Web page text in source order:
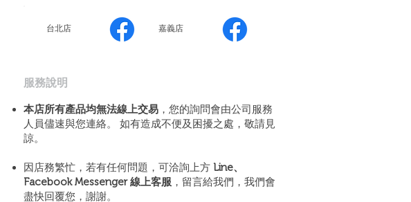
​台北店 嘉義店
​服務說明
本店所有產品均無法線上交易 ，您的詢問會由公司服務
人員儘速與您連絡。 如有造成不便及困擾之處，敬請見
諒。
因店務繁忙，若有任何問題，可洽詢上方 Line、
Facebook Messenger 線上客服 ，留言給我們，我們會
盡快回覆您，謝謝。